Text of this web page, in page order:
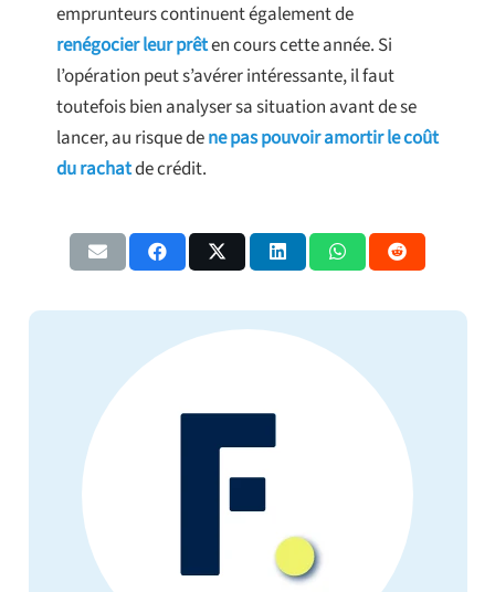
emprunteurs continuent également de
renégocier leur prêten cours cette année. Si
l’opération peut s’avérer intéressante, il faut
toutefois bien analyser sa situation avant de se
lancer, au risque dene pas pouvoir amortir le coût
du rachatde crédit.